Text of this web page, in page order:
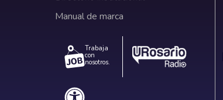
Manual de marca
Trabaja
con
nosotros.